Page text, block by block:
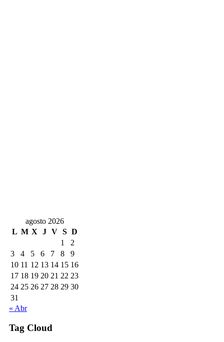
agosto 2026
L M X J V S D
1
2
3
4 5 6 7 8
9
10 11 12 13 14 15 16
17 18 19 20 21 22 23
24 25 26 27 28 29 30
31
« Abr
Tag Cloud